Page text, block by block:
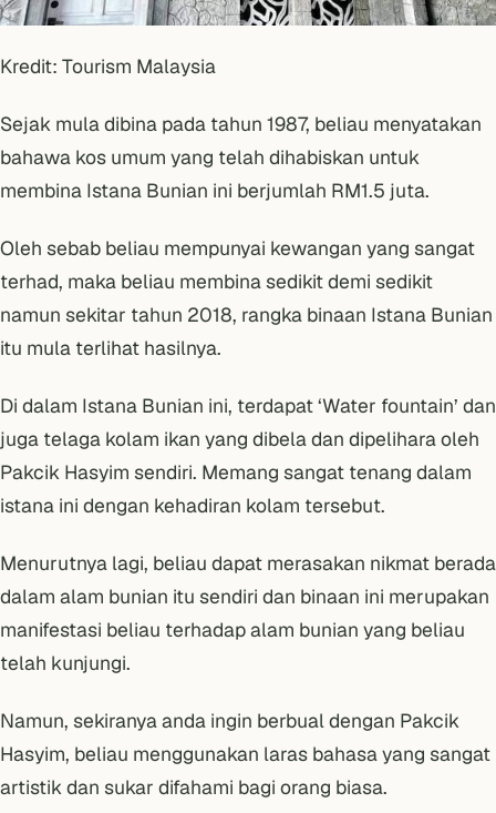
Kredit: Tourism Malaysia
Sejak mula dibina pada tahun 1987, beliau menyatakan
bahawa kos umum yang telah dihabiskan untuk
membina Istana Bunian ini berjumlah RM1.5 juta.
Oleh sebab beliau mempunyai kewangan yang sangat
terhad, maka beliau membina sedikit demi sedikit
namun sekitar tahun 2018, rangka binaan Istana Bunian
itu mula terlihat hasilnya.
Di dalam Istana Bunian ini, terdapat ‘Water fountain’ dan
juga telaga kolam ikan yang dibela dan dipelihara oleh
Pakcik Hasyim sendiri. Memang sangat tenang dalam
istana ini dengan kehadiran kolam tersebut.
Menurutnya lagi, beliau dapat merasakan nikmat berada
dalam alam bunian itu sendiri dan binaan ini merupakan
manifestasi beliau terhadap alam bunian yang beliau
telah kunjungi.
Namun, sekiranya anda ingin berbual dengan Pakcik
Hasyim, beliau menggunakan laras bahasa yang sangat
artistik dan sukar difahami bagi orang biasa.